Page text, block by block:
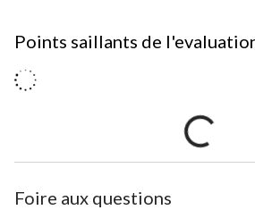
Points saillants de
Foire aux questions